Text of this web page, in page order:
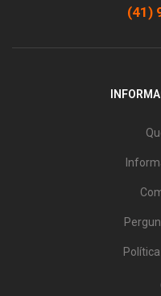
(41)